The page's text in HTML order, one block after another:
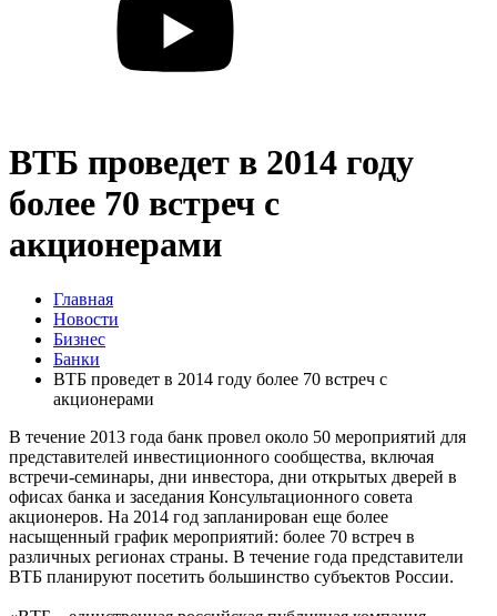
ВТБ проведет в 2014 году
более 70 встреч с
акционерами
Главная
Новости
Бизнес
Банки
ВТБ проведет в 2014 году более 70 встреч с
акционерами
В течение 2013 года банк провел около 50 мероприятий для
представителей инвестиционного сообщества, включая
встречи-семинары, дни инвестора, дни открытых дверей в
офисах банка и заседания Консультационного совета
акционеров. На 2014 год запланирован еще более
насыщенный график мероприятий: более 70 встреч в
различных регионах страны. В течение года представители
ВТБ планируют посетить большинство субъектов России.